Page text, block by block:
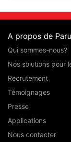
A propos de
Qui sommes-nous?
Nos solutions pour
Recrutement
Témoignages
Presse
Applications
Nous contacter